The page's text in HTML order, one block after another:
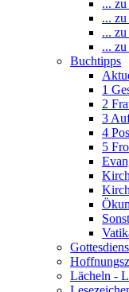
...
...
...
...
Buchtipps
1
2
3
4
5
Lächeln -